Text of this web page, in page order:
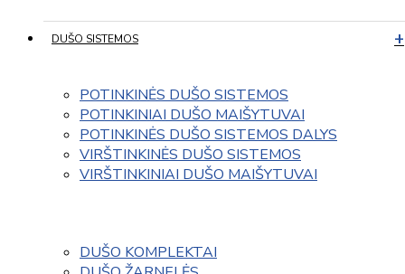
DUŠO SISTEMOS
POTINKINĖS DUŠO SISTEMOS
POTINKINIAI DUŠO MAIŠYTUVAI
POTINKINĖS DUŠO SISTEMOS DALYS
VIRŠTINKINĖS DUŠO SISTEMOS
VIRŠTINKINIAI DUŠO MAIŠYTUVAI
DUŠO KOMPLEKTAI